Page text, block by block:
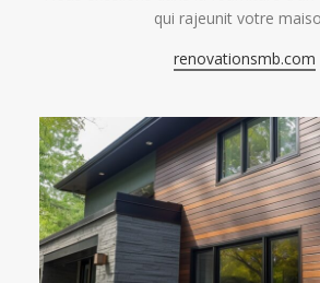
qui rajeunit votre
renovationsmb.com